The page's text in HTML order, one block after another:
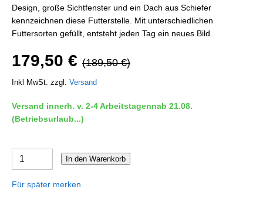
Design, große Sichtfenster und ein Dach aus Schiefer
kennzeichnen diese Futterstelle. Mit unterschiedlichen
Futtersorten gefüllt, entsteht jeden Tag ein neues Bild.
179,50 € (189,50 €)
Inkl MwSt. zzgl. Versand
Versand innerh. v. 2-4 Arbeitstagennab 21.08.
(Betriebsurlaub...)
In den Warenkorb
Für später merken